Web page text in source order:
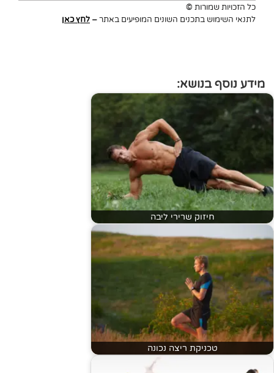
כל הזכויות שמורות ©
לתנאי השימוש בתכנים השונים המופיעים באתר– לחץ כאן
מידע נוסף בנושא:
חיזוק שרירי ליבה
טכניקת ריצה נכונה